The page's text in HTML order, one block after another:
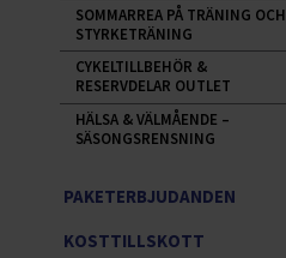
SOMMARREA PÅ TRÄNING OCH
STYRKETRÄNING
CYKELTILLBEHÖR &
RESERVDELAR OUTLET
HÄLSA & VÄLMÅENDE –
SÄSONGSRENSNING
PAKETERBJUDANDEN
KOSTTILLSKOTT